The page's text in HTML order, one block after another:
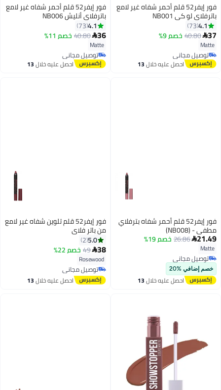
10
فور إيفر52 قلم أحمر شفاه غير لامع
باترفلاي لو كي NB001
4.1
73
37
40.80خصم 9%
Matte
توصيل مجاني
توصيل مجانياحصل عليه خلال13
10
فور إيفر52 قلم أحمر شفاه غير لامع
باترفلاي أنليش NB006
4.1
73
36
40.80خصم 11%
Matte
توصيل مجاني
توصيل مجانياحصل عليه خلال13
فور إيفر52 قلم أحمر شفاه بترفلاي
مطفي - (NB008)
21.49
26.86خصم 19%
Matte
توصيل مجاني
توصيل مجاني
خصم إضافي %20
احصل عليه خلال13
فور إيفر52 قلم تلوين شفاه غير لامع
من باتر فلاي
5.0
2
38
49 خصم 22%
Rosewood
توصيل مجاني
توصيل مجانياحصل عليه خلال13